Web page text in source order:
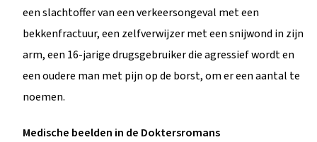
een slachtoffer van een verkeersongeval met een
bekkenfractuur, een zelfverwijzer met een snijwond in zijn
arm, een 16-jarige drugsgebruiker die agressief wordt en
een oudere man met pijn op de borst, om er een aantal te
noemen.
Medische beelden in de Doktersromans